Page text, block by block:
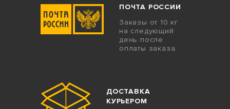
ПОЧТА РОССИИ
Заказы от 10 кг
на следующий
день после
оплаты заказа.
ДОСТАВКА
КУРЬЕРОМ